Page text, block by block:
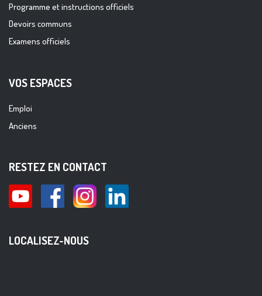
Programme et instructions officiels
Devoirs communs
Examens officiels
VOS ESPACES
Emploi
Anciens
RESTEZ EN CONTACT
LOCALISEZ-NOUS